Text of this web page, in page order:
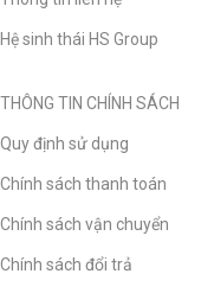
Hệ sinh thái HS Group
THÔNG TIN CHÍNH SÁCH
Quy định sử dụng
Chính sách thanh toán
Chính sách vận chuyển
Chính sách đổi trả